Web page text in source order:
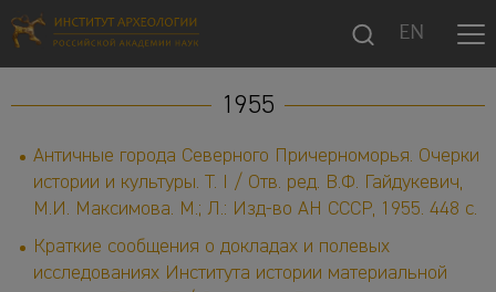
EN
1955
Античные города Северного Причерноморья. Очерки
истории и культуры. Т. I / Отв. ред. В.Ф. Гайдукевич,
М.И. Максимова. М.; Л.: Изд-во АН СССР, 1955. 448 с.
Краткие сообщения о докладах и полевых
исследованиях Института истории материальной